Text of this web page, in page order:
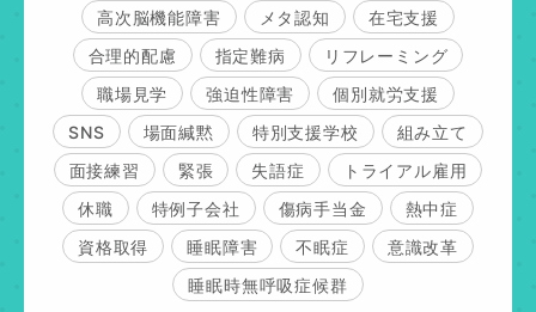
高次脳機能障害
メタ認知
在宅支援
合理的配慮
指定難病
リフレーミング
職場見学
強迫性障害
個別就労支援
SNS
場面緘黙 特別支援学校
組み立て
面接練習
緊張 失語症
トライアル雇用
休職
特例子会社 傷病手当金
熱中症
資格取得
睡眠障害 不眠症
意識改革
睡眠時無呼吸症候群